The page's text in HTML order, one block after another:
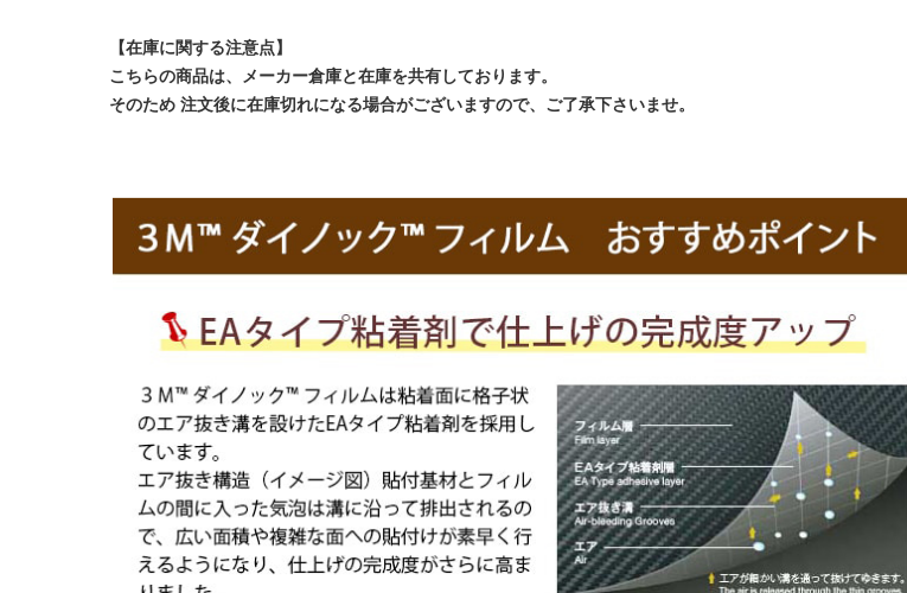
【在庫に関する注意点】
こちらの商品は、メーカー倉庫と在庫を共有しております。
そのため 注文後に在庫切れになる場合がございますので、ご了承下さいませ。